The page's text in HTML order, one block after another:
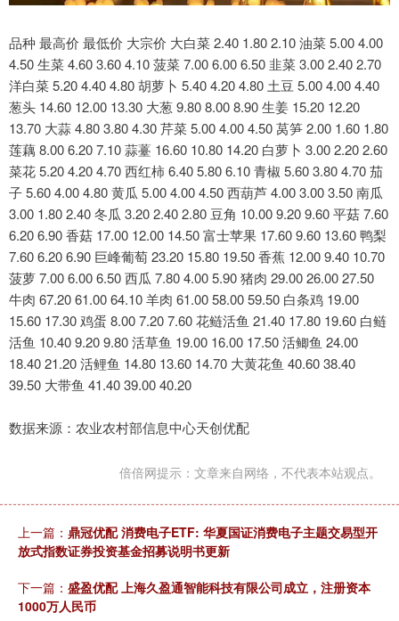
品种 最高价 最低价 大宗价 大白菜 2.40 1.80 2.10 油菜 5.00 4.00
4.50 生菜 4.60 3.60 4.10 菠菜 7.00 6.00 6.50 韭菜 3.00 2.40 2.70
洋白菜 5.20 4.40 4.80 胡萝卜 5.40 4.20 4.80 土豆 5.00 4.00 4.40
葱头 14.60 12.00 13.30 大葱 9.80 8.00 8.90 生姜 15.20 12.20
13.70 大蒜 4.80 3.80 4.30 芹菜 5.00 4.00 4.50 莴笋 2.00 1.60 1.80
莲藕 8.00 6.20 7.10 蒜薹 16.60 10.80 14.20 白萝卜 3.00 2.20 2.60
菜花 5.20 4.20 4.70 西红柿 6.40 5.80 6.10 青椒 5.60 3.80 4.70 茄
子 5.60 4.00 4.80 黄瓜 5.00 4.00 4.50 西葫芦 4.00 3.00 3.50 南瓜
3.00 1.80 2.40 冬瓜 3.20 2.40 2.80 豆角 10.00 9.20 9.60 平菇 7.60
6.20 6.90 香菇 17.00 12.00 14.50 富士苹果 17.60 9.60 13.60 鸭梨
7.60 6.20 6.90 巨峰葡萄 23.20 15.80 19.50 香蕉 12.00 9.40 10.70
菠萝 7.00 6.00 6.50 西瓜 7.80 4.00 5.90 猪肉 29.00 26.00 27.50
牛肉 67.20 61.00 64.10 羊肉 61.00 58.00 59.50 白条鸡 19.00
15.60 17.30 鸡蛋 8.00 7.20 7.60 花鲢活鱼 21.40 17.80 19.60 白鲢
活鱼 10.40 9.20 9.80 活草鱼 19.00 16.00 17.50 活鲫鱼 24.00
18.40 21.20 活鲤鱼 14.80 13.60 14.70 大黄花鱼 40.60 38.40
39.50 大带鱼 41.40 39.00 40.20
数据来源：农业农村部信息中心天创优配
倍倍网提示：文章来自网络，不代表本站观点。
上一篇： 鼎冠优配 消费电子ETF: 华夏国证消费电子主题交易型开
放式指数证券投资基金招募说明书更新
下一篇： 盛盈优配 上海久盈通智能科技有限公司成立，注册资本
1000万人民币